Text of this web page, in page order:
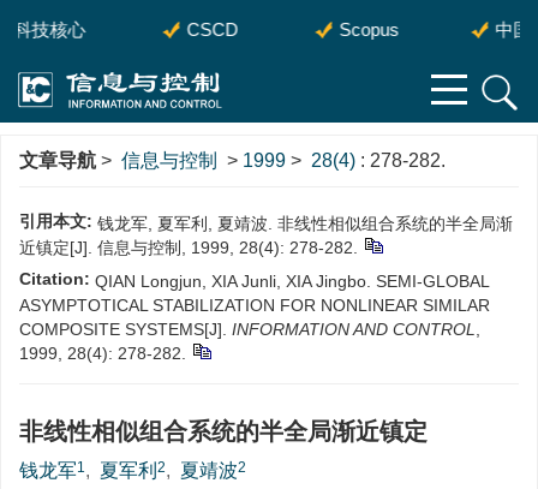
科技核心 CSCD Scopus 中国
文章导航 > 信息与控制 > 1999 > 28(4) : 278-282.
引用本文: 钱龙军, 夏军利, 夏靖波. 非线性相似组合系统的半全局渐
近镇定[J]. 信息与控制, 1999, 28(4): 278-282.
Citation: QIAN Longjun, XIA Junli, XIA Jingbo. SEMI-GLOBAL
ASYMPTOTICAL STABILIZATION FOR NONLINEAR SIMILAR
COMPOSITE SYSTEMS[J]. INFORMATION AND CONTROL
1999, 28(4): 278-282.
非线性相似组合系统的半全局渐近镇定
钱龙军1, 夏军利 2, 夏靖波2